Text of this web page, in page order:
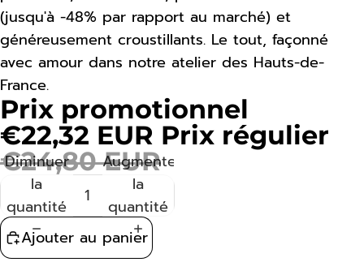
(jusqu'à -48% par rapport au marché) et
généreusement croustillants. Le tout, façonné
avec amour dans notre atelier des Hauts-de-
France.
Prix promotionnel
€22,32 EUR Prix régulier
€24,80 EUR
Diminuer
la
quantité
Augmenter
la
quantité
Ajouter au panier